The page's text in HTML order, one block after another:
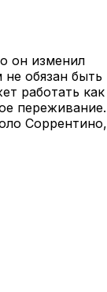
он изменил
обязан быть
работать как
переживание.
Соррентино,